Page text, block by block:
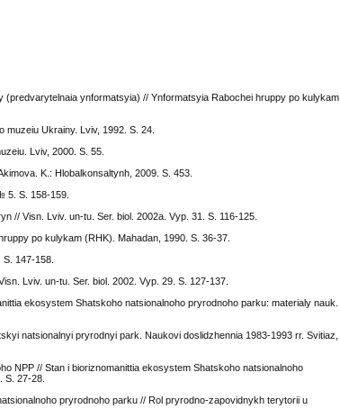
ynformatsyia) // Ynformatsyia Rabochei hruppy po kulykam.
Ukrainy. Lviv, 1992. S. 24.
Lviv, 2000. S. 55.
K.: Hlobalkonsaltynh, 2009. S. 453.
5. S. 158-159.
// Visn. Lviv. un-tu. Ser. biol. 2002a. Vyp. 31. S. 116-125.
po kulykam (RHK). Mahadan, 1990. S. 36-37.
147-158.
Lviv. un-tu. Ser. biol. 2002. Vyp. 29. S. 127-137.
ekosystem Shatskoho natsionalnoho pryrodnoho parku: materialy nauk.
natsionalnyi pryrodnyi park. Naukovi doslidzhennia 1983-1993 rr. Svitiaz,
NPP // Stan i bioriznomanittia ekosystem Shatskoho natsionalnoho
S. 27-28.
pryrodnoho parku // Rol pryrodno-zapovidnykh terytorii u